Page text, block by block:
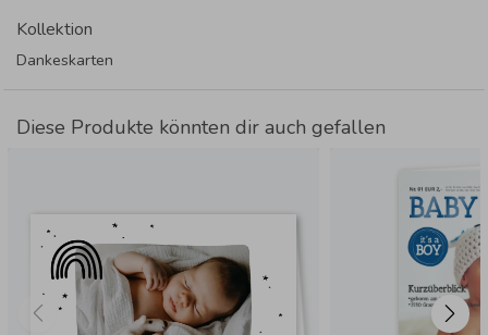
Kollektion
Dankeskarten
Diese Produkte könnten dir auch gefallen